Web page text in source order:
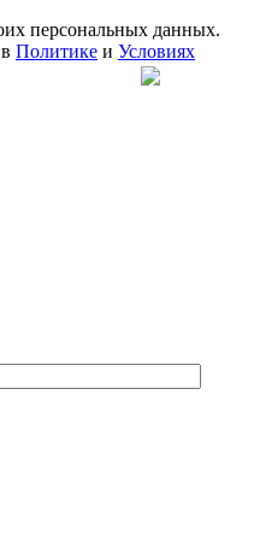
персональных данных.
Политике и Условиях